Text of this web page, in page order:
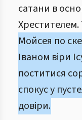
сатани в
Мойсея по
Іваном віри
поститися
спокус у
довіри.